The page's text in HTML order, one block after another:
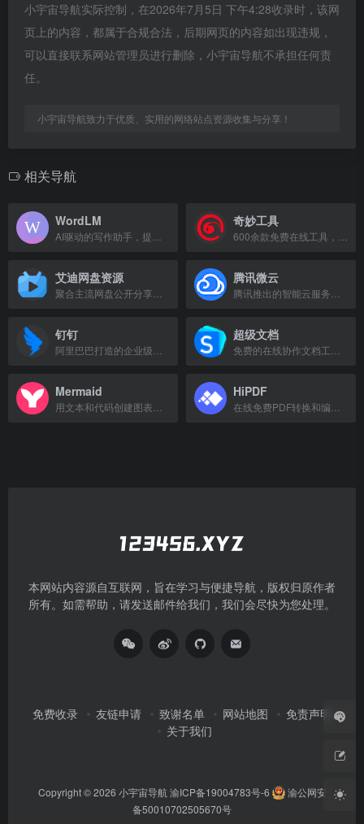
小宇宙导航实际控制，在2026年7月5日 下午4:28收录时，该网
页上的内容，都属于合规合法，后期网页的内容如出现违规，
可以直接联系网站管理员进行删除，小宇宙导航不承担任何责
任。
小宇宙导航致力于优质、实用的网络站点资源收集与分享！
相关导航
WordLM 奇妙工具
艾迪网盘资源 腾讯微云
钉钉 超级文档
Mermaid HiPDF
本网站内容源自互联网，旨在学习与便捷导航，版权归原作者
所有。如需帮助，请发送邮件给我们，我们会尽快为您处理。
免费收录 友链申请 致谢名单 网站地图
免责声明
关于我们
Copyright © 2026 小宇宙导航 渝ICP备19004783号-6
渝公网安
备50010702505670号